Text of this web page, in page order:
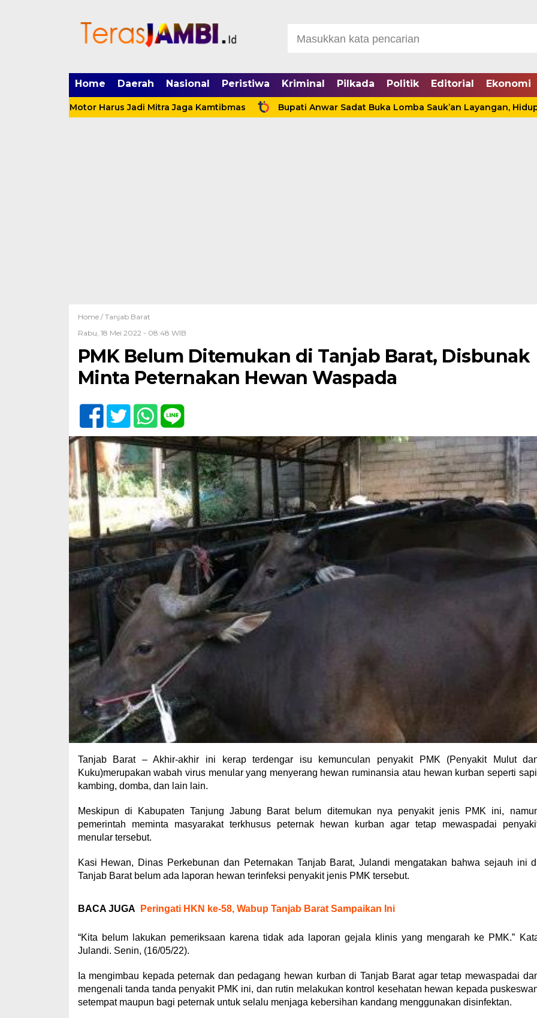
Home Daerah Nasional Peristiwa Kriminal Pilkada Politik Editorial Ekonomi
Motor Harus Jadi Mitra Jaga Kamtibmas Bupati Anwar Sadat Buka Lomba Sauk’an Layangan, Hidupkan
Home / Tanjab Barat
Rabu, 18 Mei 2022 - 08:48 WIB
PMK Belum Ditemukan di Tanjab Barat, Disbunak
Minta Peternakan Hewan Waspada
Tanjab Barat – Akhir-akhir ini kerap terdengar isu kemunculan penyakit PMK (Penyakit Mulut
Kuku)merupakan wabah virus menular yang menyerang hewan ruminansia atau hewan kurban seperti
kambing, domba, dan lain lain.
Meskipun di Kabupaten Tanjung Jabung Barat belum ditemukan nya penyakit jenis PMK ini,
pemerintah meminta masyarakat terkhusus peternak hewan kurban agar tetap mewaspadai
menular tersebut.
Kasi Hewan, Dinas Perkebunan dan Peternakan Tanjab Barat, Julandi mengatakan bahwa sejauh ini
Tanjab Barat belum ada laporan hewan terinfeksi penyakit jenis PMK tersebut.
BACA JUGA Peringati HKN ke-58, Wabup Tanjab Barat Sampaikan Ini
“Kita belum lakukan pemeriksaan karena tidak ada laporan gejala klinis yang mengarah ke PMK.”
Julandi. Senin, (16/05/22).
Ia mengimbau kepada peternak dan pedagang hewan kurban di Tanjab Barat agar tetap mewaspadai
mengenali tanda tanda penyakit PMK ini, dan rutin melakukan kontrol kesehatan hewan kepada
setempat maupun bagi peternak untuk selalu menjaga kebersihan kandang menggunakan disinfektan.